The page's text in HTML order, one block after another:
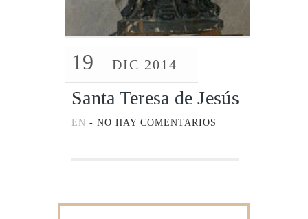
19 DIC 2014
Santa Teresa de Jesús
EN - NO HAY COMENTARIOS